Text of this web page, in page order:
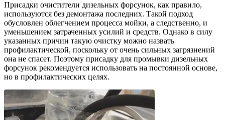
Присадки очистители дизельных форсунок, как правило,
используются без демонтажа последних. Такой подход
обусловлен облегчением процесса мойки, а следственно, и
уменьшением затраченных усилий и средств. Однако в силу
указанных причин такую очистку можно назвать
профилактической, поскольку от очень сильных загрязнений
она не спасет. Поэтому присадку для промывки дизельных
форсунок рекомендуется использовать на постоянной основе,
но в профилактических целях.